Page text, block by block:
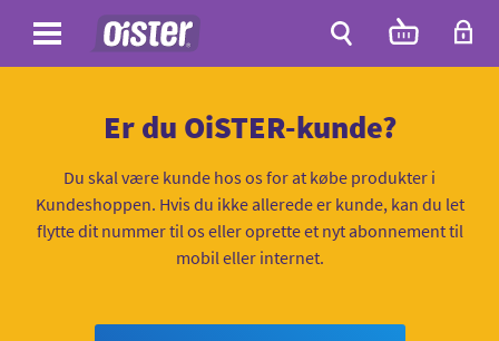
Antal
varer
i
Er du OiSTER-kunde?
Du skal være kunde hos os for at købe produkter i
Kundeshoppen. Hvis du ikke allerede er kunde, kan du let
flytte dit nummer til os eller oprette et nyt abonnement til
mobil eller internet.